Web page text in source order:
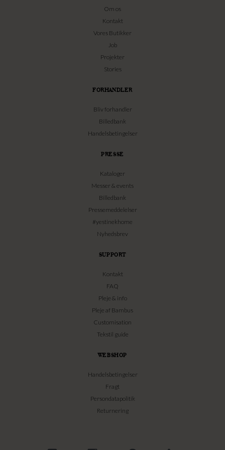
Om os
Kontakt
Vores Butikker
Job
Projekter
Stories
FORHANDLER
Bliv forhandler
Billedbank
Handelsbetingelser
PRESSE
Kataloger
Messer & events
Billedbank
Pressemeddelelser
#yestinekhome
Nyhedsbrev
SUPPORT
Kontakt
FAQ
Pleje & info
Pleje af Bambus
Customisation
Tekstil guide
WEBSHOP
Handelsbetingelser
Fragt
Persondatapolitik
Returnering